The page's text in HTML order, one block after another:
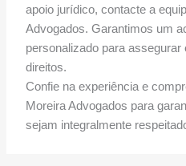
apoio jurídico, contacte a
Advogados. Garantimos um
personalizado para
direitos.
Confie na experiência e
Moreira Advogados para
sejam integralmente